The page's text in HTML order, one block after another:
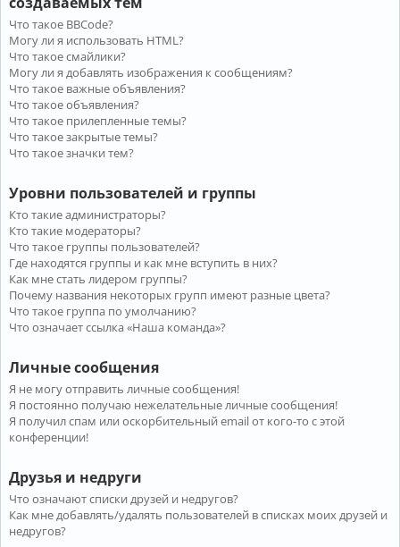
Что такое BBCode?
Могу ли я использовать HTML?
Что такое смайлики?
Могу ли я добавлять изображения к сообщениям?
Что такое важные объявления?
Что такое объявления?
Что такое прилепленные темы?
Что такое закрытые темы?
Что такое значки тем?
Уровни пользователей и группы
Кто такие администраторы?
Кто такие модераторы?
Что такое группы пользователей?
Где находятся группы и как мне вступить в них?
Как мне стать лидером группы?
Почему названия некоторых групп имеют разные цвета?
Что такое группа по умолчанию?
Что означает ссылка «Наша команда»?
Личные сообщения
Я не могу отправить личные сообщения!
Я постоянно получаю нежелательные личные сообщения!
Я получил спам или оскорбительный email от кого-то с этой
конференции!
Друзья и недруги
Что означают списки друзей и недругов?
Как мне добавлять/удалять пользователей в списках моих друзей и
недругов?